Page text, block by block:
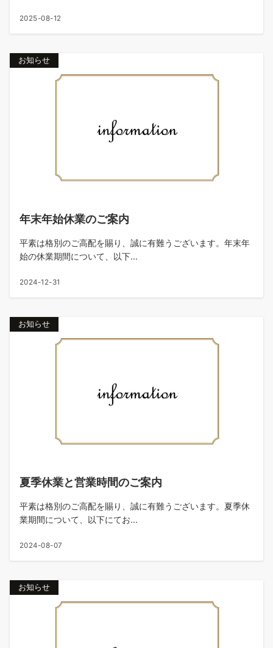
2025-08-12
お知らせ
年末年始休業のご案内
平素は格別のご高配を賜り、誠に有難うございます。年末年
始の休業期間について、以下...
2024-12-31
お知らせ
夏季休業と営業時間のご案内
平素は格別のご高配を賜り、誠に有難うございます。夏季休
業期間について、以下にてお...
2024-08-07
お知らせ